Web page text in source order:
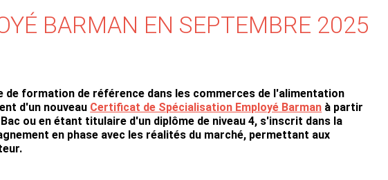
BARMAN EN SEPTEMBRE 2025
de formation de référence dans les commerces de l'alimentation
d'un nouveau Certificat de Spécialisation Employé Barman à partir
ou en étant titulaire d'un diplôme de niveau 4, s'inscrit dans la
en phase avec les réalités du marché, permettant aux